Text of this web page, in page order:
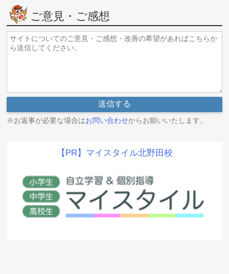
ご意見・ご感想
※お返事が必要な場合はお問い合わせからお願いいたします。
【PR】マイスタイル北野田校